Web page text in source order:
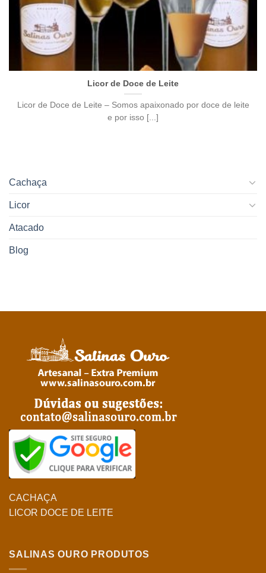
Licor de Doce de Leite
Licor de Doce de Leite – Somos apaixonado por doce de leite
e por isso [...]
Cachaça
Licor
Atacado
Blog
CACHAÇA
LICOR DOCE DE LEITE
SALINAS OURO PRODUTOS